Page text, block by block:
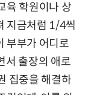
육 학원이나 상
지금처럼 1/4씩
부부가 어디로
서 출장의 애로
집중을 해결하